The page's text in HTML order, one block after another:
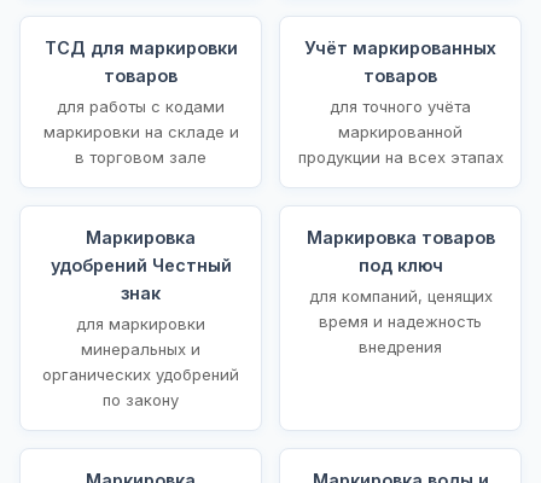
ТСД для маркировки
товаров
для работы с кодами
маркировки на складе и
в торговом зале
Учёт маркированных
товаров
для точного учёта
маркированной
продукции на всех этапах
Маркировка
удобрений Честный
знак
для маркировки
минеральных и
органических удобрений
по закону
Маркировка товаров
под ключ
для компаний, ценящих
время и надежность
внедрения